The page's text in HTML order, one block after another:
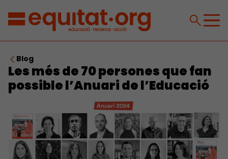
Blog
Les més de 70 persones que fan
possible l’Anuari de l’Educació